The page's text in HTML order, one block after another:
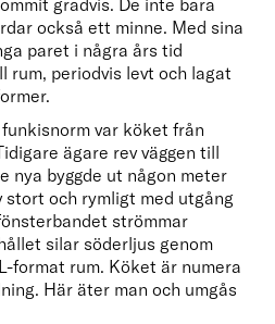
gradvis. De inte bara
också ett minne. Med sina
paret i några års tid
rum, periodvis levt och lagat
var köket från
ägare rev väggen till
nya byggde ut någon meter
stort och rymligt med utgång
strömmar
silar söderljus genom
format rum. Köket är numera
Här äter man och umgås